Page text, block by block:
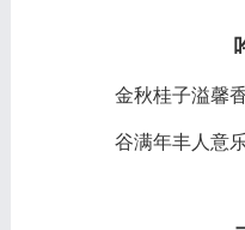
金秋桂子溢馨
谷满年丰人意